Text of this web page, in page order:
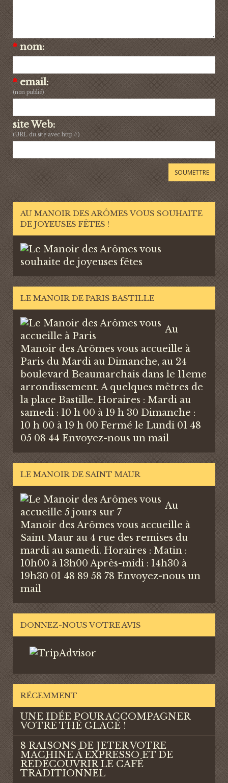
*nom:
*email:
(non publié)
site Web:
(URL du site avec http://)
AU MANOIR DES ARÔMES VOUS SOUHAITE
DE JOYEUSES FÊTES !
LE MANOIR DE PARIS BASTILLE
Au
Manoir des Arômes vous accueille à
Paris du Mardi au Dimanche, au 24
boulevard Beaumarchais dans le 11eme
arrondissement. A quelques mètres de
la place Bastille. Horaires : Mardi au
samedi : 10 h 00 à 19 h 30 Dimanche :
10 h 00 à 19 h 00 Fermé le Lundi 01 48
05 08 44 Envoyez-nous un mail
LE MANOIR DE SAINT MAUR
Au
Manoir des Arômes vous accueille à
Saint Maur au 4 rue des remises du
mardi au samedi. Horaires : Matin :
10h00 à 13h00 Après-midi : 14h30 à
19h30 01 48 89 58 78 Envoyez-nous un
mail
DONNEZ-NOUS VOTRE AVIS
RÉCEMMENT
UNE IDÉE POUR ACCOMPAGNER
VOTRE THÉ GLACÉ !
8 RAISONS DE JETER VOTRE
MACHINE À EXPRESSO ET DE
REDÉCOUVRIR LE CAFÉ
TRADITIONNEL